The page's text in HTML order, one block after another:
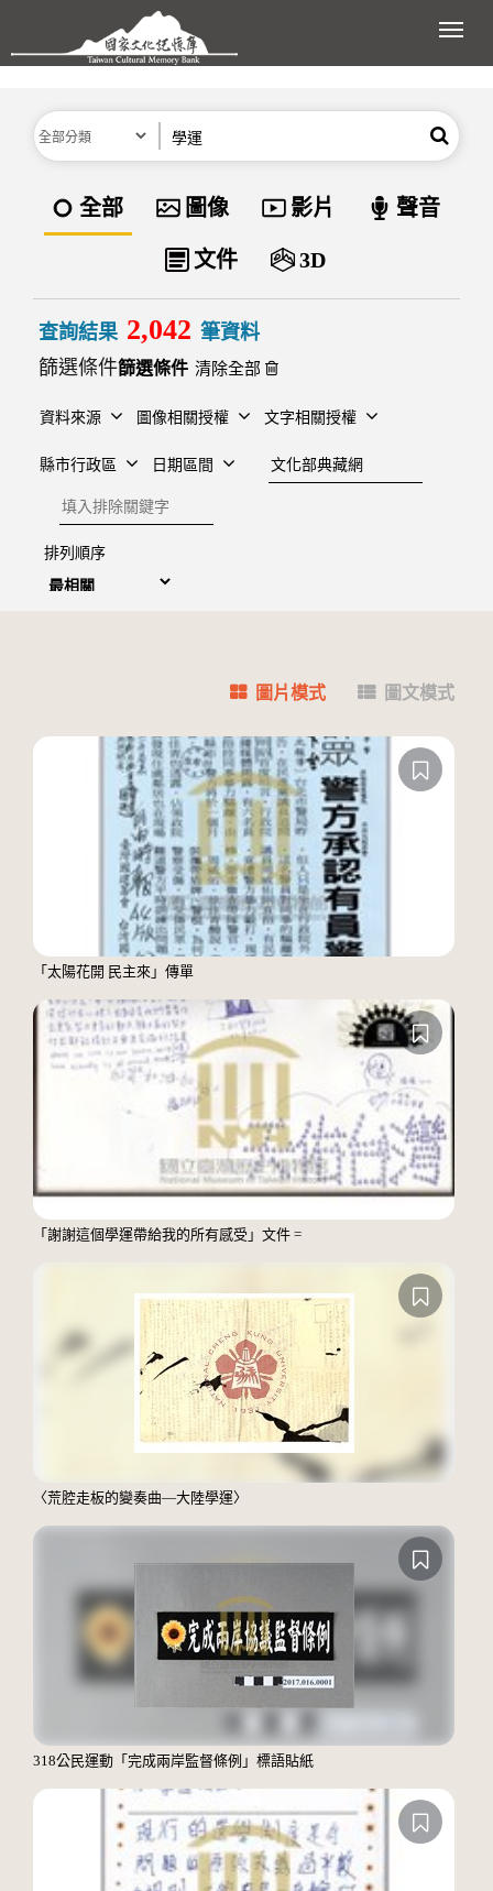
跳到主要內容區塊
展
分類 搜尋
資料類型
全部 圖像 影片 聲音
文件 3D
查詢結果 2,042 筆資料
篩選條件
清除全部
資料來源 圖像相關授權 文字相關授權
縣市行政區 日期區間
建檔單位
排除關鍵字
排列順序
圖片模式 圖文模式
「太陽花開 民主來」傳單
「謝謝這個學運帶給我的所有感受」文件 =
〈荒腔走板的變奏曲—大陸學運〉
318公民運動「完成兩岸監督條例」標語貼紙